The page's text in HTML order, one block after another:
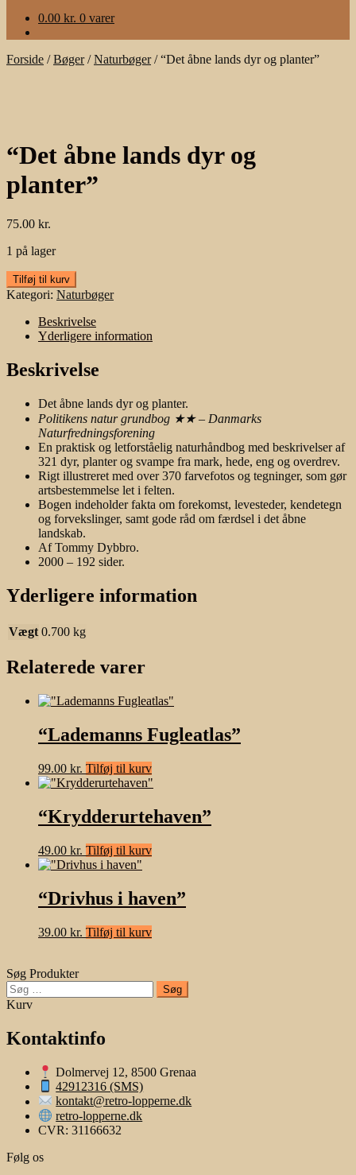
0.00 kr. 0 varer
Forside /Bøger/Naturbøger/“Det åbne lands dyr og planter”
“Det åbne lands dyr og
planter”
75.00 kr.
1 på lager
"Det
åbne
lands
antal
Tilføj til kurv
Kategori: Naturbøger
Beskrivelse
Yderligere information
Beskrivelse
Det åbne lands dyr og planter.
Politikens natur grundbog ★★ – Danmarks
Naturfredningsforening
En praktisk og letforståelig naturhåndbog med beskrivelser af
321 dyr, planter og svampe fra mark, hede, eng og overdrev.
Rigt illustreret med over 370 farvefotos og tegninger, som gør
artsbestemmelse let i felten.
Bogen indeholder fakta om forekomst, levesteder, kendetegn
og forvekslinger, samt gode råd om færdsel i det åbne
landskab.
Af Tommy Dybbro.
2000 – 192 sider.
Yderligere information
Vægt 0.700 kg
Relaterede varer
“Lademanns Fugleatlas”
99.00 kr. Tilføj til kurv
“Krydderurtehaven”
49.00 kr. Tilføj til kurv
“Drivhus i haven”
39.00 kr. Tilføj til kurv
Søg Produkter
Søg
efter:
Kurv
Kontaktinfo
Dolmervej 12, 8500 Grenaa
42912316 (SMS)
kontakt@retro-lopperne.dk
retro-lopperne.dk
CVR: 31166632
Følg os